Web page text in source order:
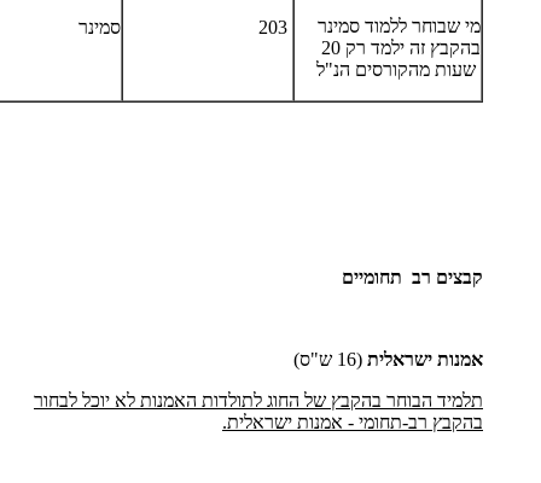
מי שבוחר ללמוד סמינר
בהקבץ זה ילמד רק 20
שעות מהקורסים הנ"ל
סמינר
קבצים רב תחומיים
אמנות ישראלית (16 ש"ס)
תלמיד הבוחר בהקבץ של החוג לתולדות האמנות לא יוכל לבחור
בהקבץ רב-תחומי - אמנות ישראלית.